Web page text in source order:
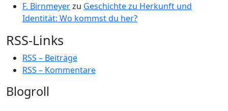
F. Birnmeyerzu Geschichte zu Herkunft und
Identität: Wo kommst du her?
RSS-Links
RSS – Beiträge
RSS – Kommentare
Blogroll